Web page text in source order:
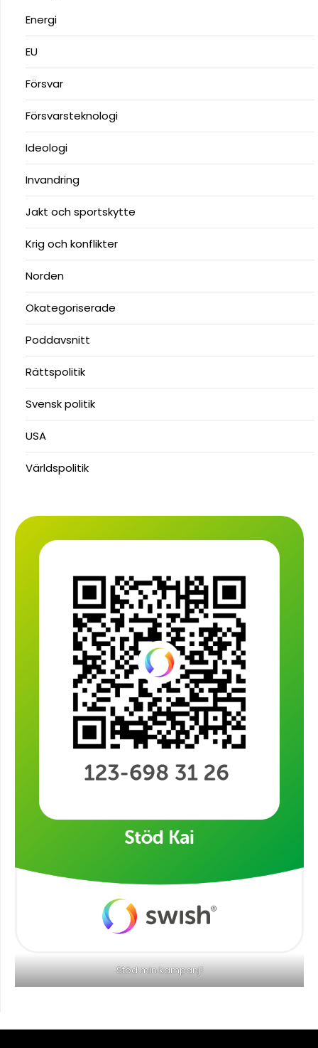
Energi
EU
Försvar
Försvarsteknologi
Ideologi
Invandring
Jakt och sportskytte
Krig och konflikter
Norden
Okategoriserade
Poddavsnitt
Rättspolitik
Svensk politik
USA
Världspolitik
Stöd min kampanj!